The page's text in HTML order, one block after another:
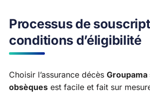
Processus de
conditions d’éligibilité
Choisir l’assurance décès
obsèques est facile et fait sur